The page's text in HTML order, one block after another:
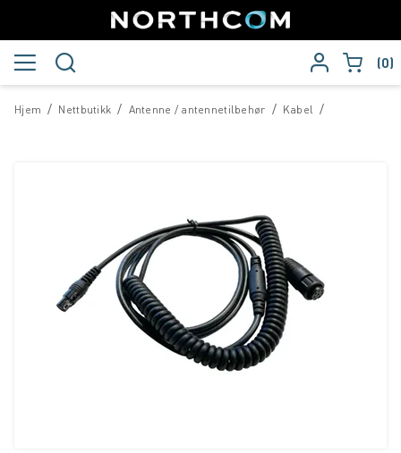
0
/
Hjem /
Nettbutikk /
Antenne / antennetilbehør /
Kabel